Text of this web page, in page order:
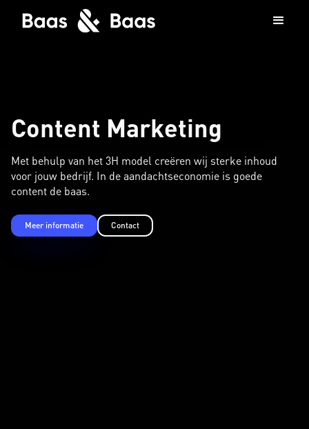
Content Marketing
Met behulp van het 3H model creëren wij sterke inhoud
voor jouw bedrijf. In de aandachtseconomie is goede
content de baas.
Meer informatie Contact